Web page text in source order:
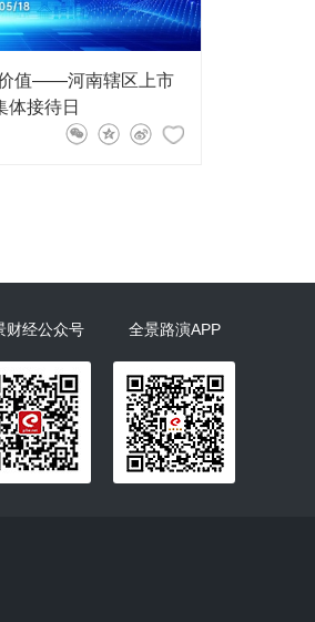
值——河南辖区上市
体接待日
全景路演APP
财经公众号